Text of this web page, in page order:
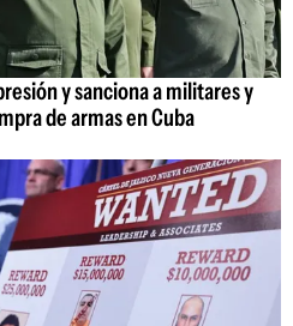
y sanciona a militares y
de armas en Cuba